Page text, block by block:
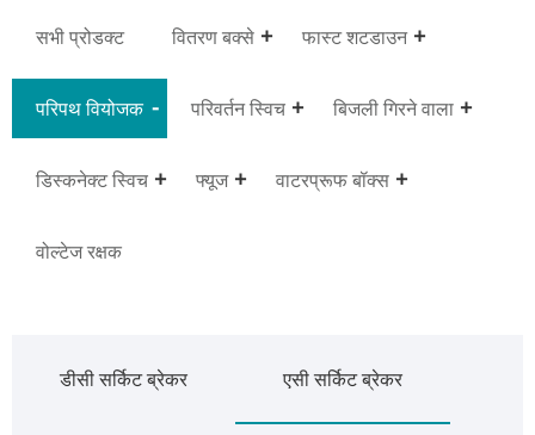
सभी प्रोडक्ट वितरण बक्से फास्ट शटडाउन
परिपथ वियोजक परिवर्तन स्विच बिजली गिरने वाला
डिस्कनेक्ट स्विच फ्यूज वाटरप्रूफ बॉक्स
वोल्टेज रक्षक
डीसी सर्किट ब्रेकर एसी सर्किट ब्रेकर